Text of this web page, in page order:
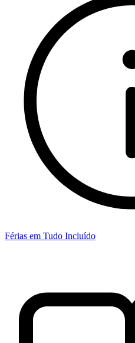
Férias em Tudo Incluído